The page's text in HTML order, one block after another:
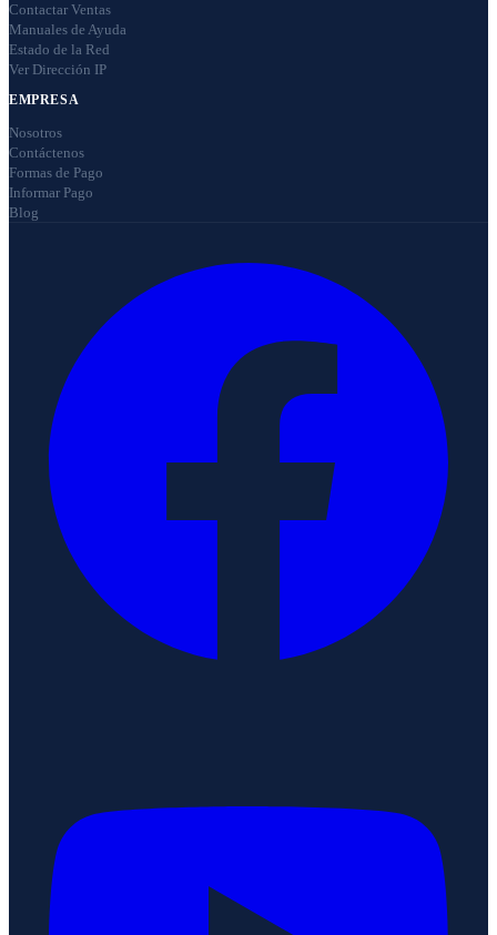
Contactar Ventas
Manuales de Ayuda
Estado de la Red
Ver Dirección IP
EMPRESA
Nosotros
Contáctenos
Formas de Pago
Informar Pago
Blog